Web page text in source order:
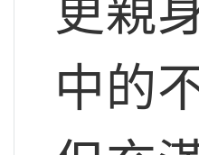
更親
中的